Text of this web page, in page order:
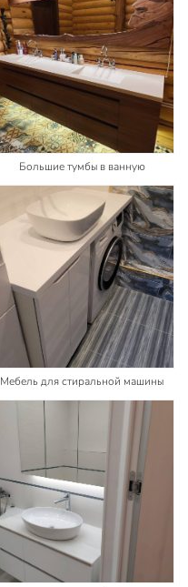
Большие тумбы в ванную
Мебель для стиральной машины